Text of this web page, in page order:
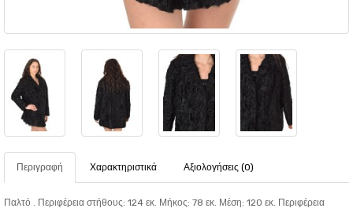
Περιγραφή Χαρακτηριστικά Αξιολογήσεις (0)
Παλτό . Περιφέρεια στήθους: 124 εκ. Μήκος: 78 εκ. Μέση: 120 εκ. Περιφέρεια